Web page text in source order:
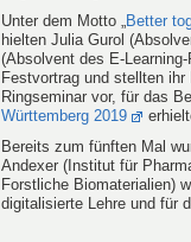
Unter dem Motto „
Better
hielten Julia Gurol
(Absolvent des E-
Festvortrag und stellten
Ringseminar vor, für das
Württemberg 2019
Bereits zum fünften Mal
Andexer (Institut für
Forstliche Biomaterialien)
digitalisierte Lehre und für